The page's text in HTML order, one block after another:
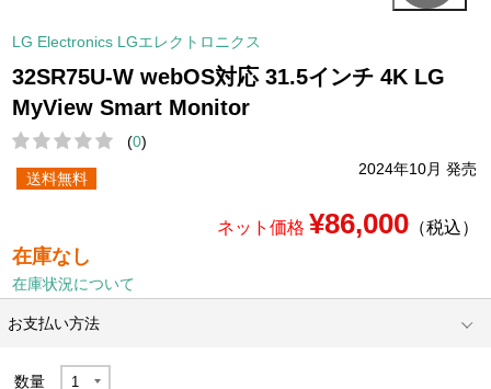
LG Electronics LGエレクトロニクス
32SR75U-W webOS対応 31.5インチ 4K LG
MyView Smart Monitor
(0)
2024年10月 発売
送料無料
ネット価格 ¥86,000（税込）
在庫なし
在庫状況について
お支払い方法
数量